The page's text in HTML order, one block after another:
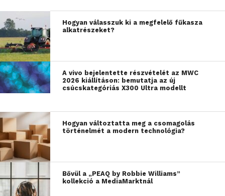
Hogyan válasszuk ki a megfelelő fűkasza
alkatrészeket?
A vivo bejelentette részvételét az MWC
2026 kiállításon: bemutatja az új
csúcskategóriás X300 Ultra modellt
Hogyan változtatta meg a csomagolás
történelmét a modern technológia?
Bővül a „PEAQ by Robbie Williams”
kollekció a MediaMarktnál